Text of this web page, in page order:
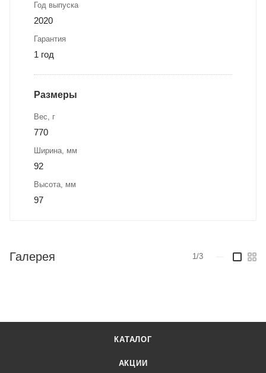
Год выпуска
2020
Гарантия
1 год
Размеры
Вес, г
770
Ширина, мм
92
Высота, мм
97
Галерея 1/3
КАТАЛОГ
АКЦИИ